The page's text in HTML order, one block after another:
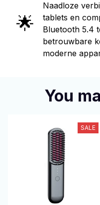
🌟
Naadloze
tablets en
Bluetooth 5.4
betrouwbare
moderne
You
SALE